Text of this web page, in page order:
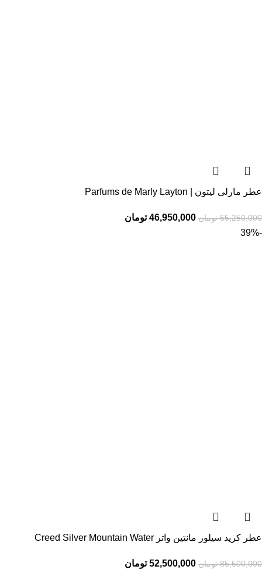
عطر مارلی لیتون | Parfums de Marly Layton
55,250,000 تومان 46,950,000 تومان
-39%
عطر کرید سیلور مانتین واتر Creed Silver Mountain Water
85,500,000 تومان 52,500,000 تومان